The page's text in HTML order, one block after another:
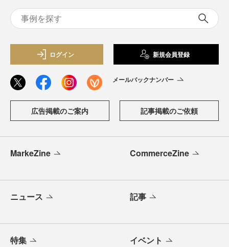
ログイン 新規会員登録
メールバックナンバー
広告掲載のご案内 記事掲載のご依頼
MarkeZine CommerceZine
ニュース 記事
特集 イベント